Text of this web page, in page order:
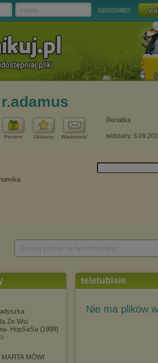
zapomniałem
r.adamus
Prezent Ulubiony Wiadomość
Renatka
widziany:
Ze Wsi
HopSaSa (1998)
MÓWI
teletubisie
Nie ma plików